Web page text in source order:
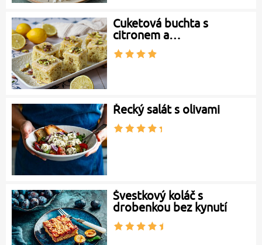
Cuketová buchta s
citronem a…
Řecký salát s olivami
Švestkový koláč s
drobenkou bez kynutí